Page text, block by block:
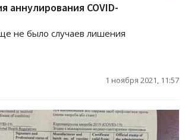
аннулирования COVID-
не было случаев лишения
1 ноября 2021, 11:57